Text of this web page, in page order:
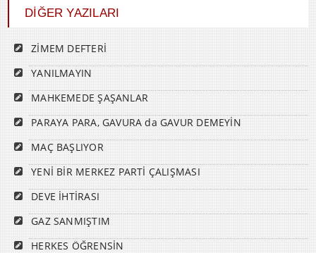
DİĞER YAZILARI
ZİMEM DEFTERİ
YANILMAYIN
MAHKEMEDE ŞAŞANLAR
PARAYA PARA, GAVURA da GAVUR DEMEYİN
MAÇ BAŞLIYOR
YENİ BİR MERKEZ PARTİ ÇALIŞMASI
DEVE İHTİRASI
GAZ SANMIŞTIM
HERKES ÖĞRENSİN